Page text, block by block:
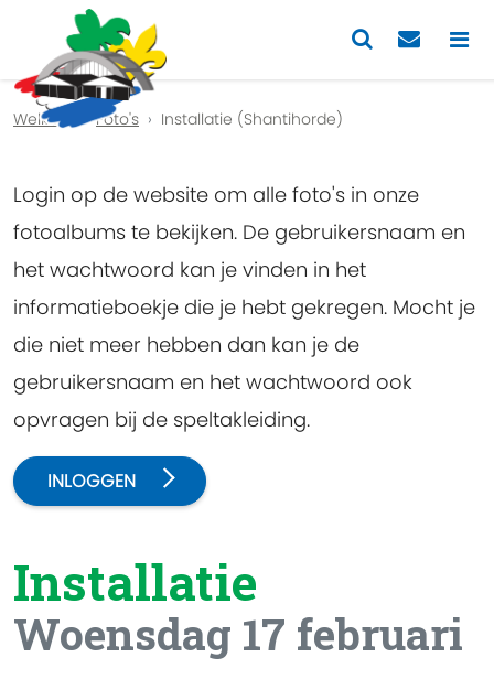
Previous
Welkom Foto's Installatie (Shantihorde)
Login op de website om alle foto's in onze
fotoalbums te bekijken. De gebruikersnaam en
het wachtwoord kan je vinden in het
informatieboekje die je hebt gekregen. Mocht je
die niet meer hebben dan kan je de
gebruikersnaam en het wachtwoord ook
opvragen bij de speltakleiding.
INLOGGEN
Installatie
Woensdag 17 februari